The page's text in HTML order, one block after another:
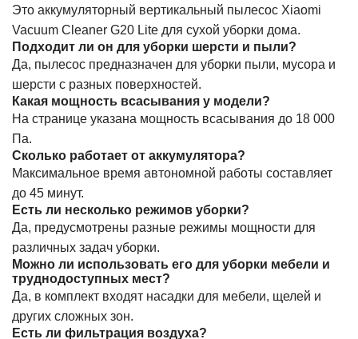
Это аккумуляторный вертикальный пылесос Xiaomi
Vacuum Cleaner G20 Lite для сухой уборки дома.
Подходит ли он для уборки шерсти и пыли?
Да, пылесос предназначен для уборки пыли, мусора и
шерсти с разных поверхностей.
Какая мощность всасывания у модели?
На странице указана мощность всасывания до 18 000
Па.
Сколько работает от аккумулятора?
Максимальное время автономной работы составляет
до 45 минут.
Есть ли несколько режимов уборки?
Да, предусмотрены разные режимы мощности для
различных задач уборки.
Можно ли использовать его для уборки мебели и
труднодоступных мест?
Да, в комплект входят насадки для мебели, щелей и
других сложных зон.
Есть ли фильтрация воздуха?